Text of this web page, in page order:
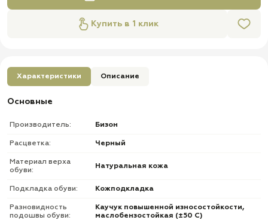
Купить в 1 клик
Характеристики Описание
Основные
Производитель: Бизон
Расцветка: Черный
Материал верха
обуви:
Натуральная кожа
Подкладка обуви: Кожподкладка
Разновидность
подошвы обуви:
Каучук повышенной износостойкости,
маслобензостойкая (±50 С)